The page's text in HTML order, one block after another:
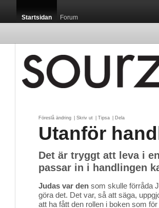
Startsidan Forum
Föreslå ändring Skriv ut Tipsa Dela
Utanför
Det är tryggt att leva i
passar in i handlingen
Judas var den som skulle förråda
göra det. Det var, så att säga,
att ha fått den rollen i boken som